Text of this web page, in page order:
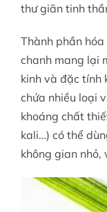
thư giãn tinh
Thành phần
chanh mang lại
kinh và đặc tính
chứa nhiều loại
khoáng chất
kali…) có thể
không gian nhỏ,